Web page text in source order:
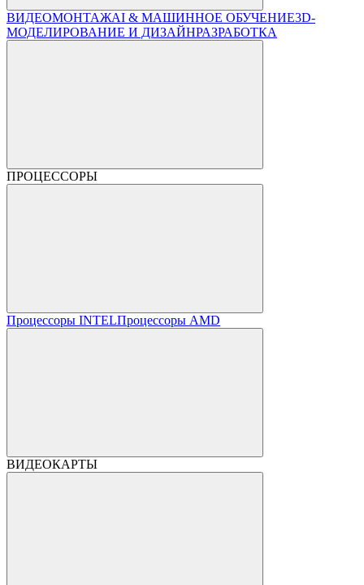
ВИДЕОМОНТАЖAI & МАШИННОЕ ОБУЧЕНИЕ3D-
МОДЕЛИРОВАНИЕ И ДИЗАЙНРАЗРАБОТКА
ПРОЦЕССОРЫ
Процессоры INTELПроцессоры AMD
ВИДЕОКАРТЫ